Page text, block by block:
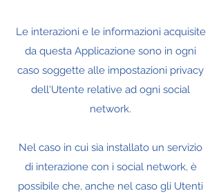
Le interazioni e le informazioni acquisite
da questa Applicazione sono in ogni
caso soggette alle impostazioni privacy
dell'Utente relative ad ogni social
network.
Nel caso in cui sia installato un servizio
di interazione con i social network, è
possibile che, anche nel caso gli Utenti